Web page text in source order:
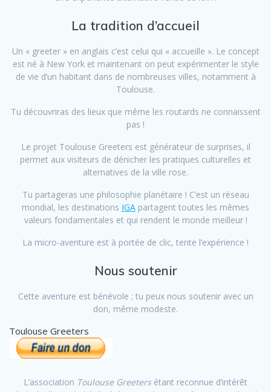
La tradition d’accueil
Un « greeter » en anglais c’est celui qui « accueille ». Le concept
est né à New York et maintenant on peut expérimenter le style
de vie d’un habitant dans de nombreuses villes, notamment à
Toulouse.
Tu découvriras des lieux que même les routards ne connaissent
pas !
Le projet Toulouse Greeters est générateur de surprises, il
permet aux visiteurs de dénicher les pratiques culturelles et
alternatives de la ville rose.
Tu partageras une philosophie planétaire ! C’est un réseau
mondial, les destinations IGA partagent toutes les mêmes
valeurs fondamentales et qui rendent le monde meilleur !
La micro-aventure est à portée de clic, tente l’expérience !
Nous soutenir
Cette aventure est bénévole ; tu peux nous soutenir avec un
don, même modeste.
Toulouse Greeters
L’association Toulouse Greetersétant reconnue d’intérêt